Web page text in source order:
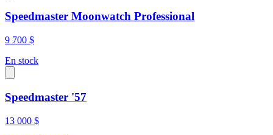
Speedmaster Moonwatch Professional
9 700 $
En stock
Speedmaster '57
13 000 $